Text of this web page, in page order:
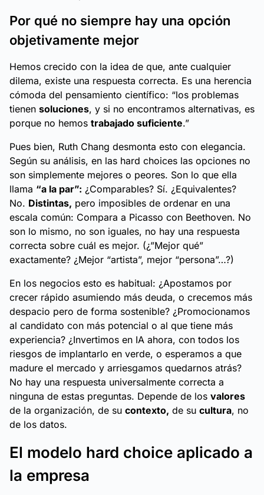
Por qué no siempre hay una opción
objetivamente mejor
Hemos crecido con la idea de que, ante cualquier
dilema, existe una respuesta correcta. Es una herencia
cómoda del pensamiento científico: “los problemas
tienen soluciones, y si no encontramos alternativas, es
porque no hemos trabajado suficiente.”
Pues bien, Ruth Chang desmonta esto con elegancia.
Según su análisis, en las hard choices las opciones no
son simplemente mejores o peores. Son lo que ella
llama “a la par”: ¿Comparables? Sí. ¿Equivalentes?
No. Distintas, pero imposibles de ordenar en una
escala común: Compara a Picasso con Beethoven. No
son lo mismo, no son iguales, no hay una respuesta
correcta sobre cuál es mejor. (¿”Mejor qué”
exactamente? ¿Mejor “artista”, mejor “persona”…?)
En los negocios esto es habitual: ¿Apostamos por
crecer rápido asumiendo más deuda, o crecemos más
despacio pero de forma sostenible? ¿Promocionamos
al candidato con más potencial o al que tiene más
experiencia? ¿Invertimos en IA ahora, con todos los
riesgos de implantarlo en verde, o esperamos a que
madure el mercado y arriesgamos quedarnos atrás?
No hay una respuesta universalmente correcta a
ninguna de estas preguntas. Depende de los valores
de la organización, de su contexto, de su cultura, no
de los datos.
El modelo hard choice aplicado a
la empresa